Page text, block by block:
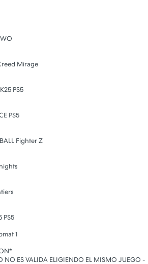
Mirage
PS5
PS5
Fighter Z
PS5
1
NO ES VALIDA ELIGIENDO EL MISMO JUEGO -